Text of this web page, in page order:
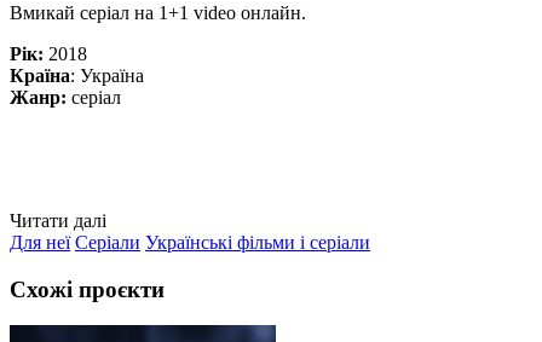
Вмикай серіал на 1+1 video онлайн.
Рік: 2018
Країна: Україна
Жанр: серіал
Читати далі
Для неї Серіали Українські фільми і серіали
Схожі проєкти